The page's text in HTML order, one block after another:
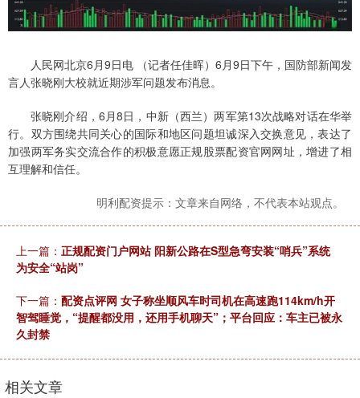
人民网北京6月9日电 （记者任佳晖）6月9日下午，国防部新闻发
言人张晓刚大校就近期涉军问题发布消息。
张晓刚介绍，6月8日，中新（西兰）两军第13次战略对话在华举
行。双方围绕共同关心的国际和地区问题坦诚深入交换意见，表达了
加强两军务实交流合作的积极意愿正规股票配资官网网址，增进了相
互理解和信任。
明利配资提示：文章来自网络，不代表本站观点。
上一篇： 正规配资门户网站 阳新公路在S型急弯安装“哨兵”系统
为安全“站岗”
下一篇： 配资点评网 女子称坐顺风车时司机在高速跑114km/h开
智驾睡觉，“提醒都没用，还用手机聊天”；平台回应：车主已被永
久封禁
相关文章